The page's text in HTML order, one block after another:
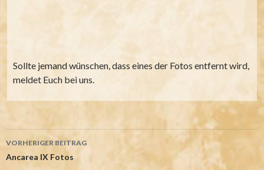
Sollte jemand wünschen, dass eines der Fotos entfernt wird,
meldet Euch bei uns.
Beitrags-
Navigation
VORHERIGER BEITRAG
Ancarea IX Fotos